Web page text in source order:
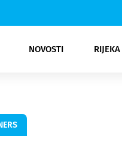
NOVOSTI
Rijeka Opatija
NK
Moda
Kultura